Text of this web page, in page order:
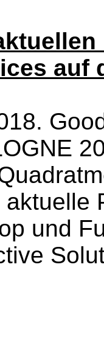
auf
und